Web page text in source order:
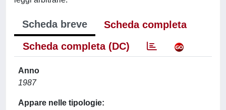
Scheda breve
Scheda completa
Scheda completa (DC)
Anno
1987
Appare nelle tipologie: